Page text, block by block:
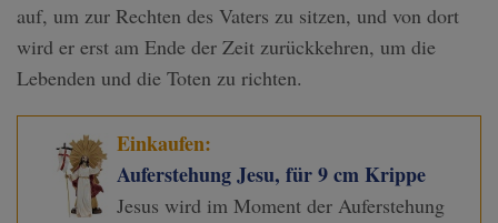
auf, um zur Rechten des Vaters zu sitzen, und von dort
wird er erst am Ende der Zeit zurückkehren, um die
Lebenden und die Toten zu richten.
Einkaufen:
Auferstehung Jesu, für 9 cm Krippe
Jesus wird im Moment der Auferstehung